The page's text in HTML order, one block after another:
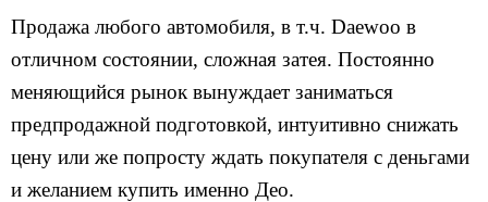
Продажа любого автомобиля, в т.ч. Daewoo в
отличном состоянии, сложная затея. Постоянно
меняющийся рынок вынуждает заниматься
предпродажной подготовкой, интуитивно снижать
цену или же попросту ждать покупателя с деньгами
и желанием купить именно Део.